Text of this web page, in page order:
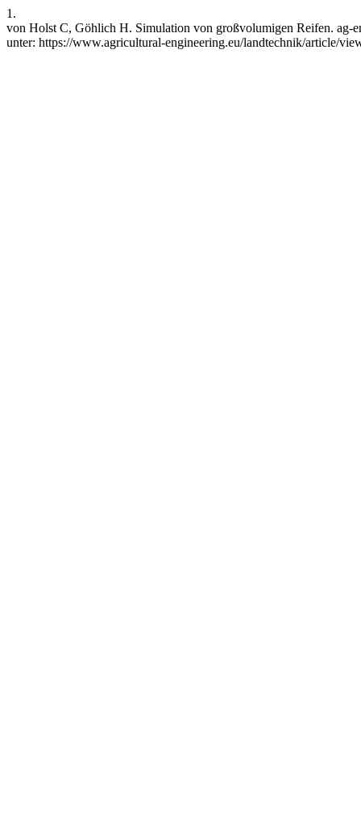
1.
von Holst C, Göhlich H. Simulation von großvolumigen Reifen. ag-
unter: https://www.agricultural-engineering.eu/landtechnik/article/